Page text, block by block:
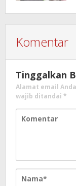
Komentar
Tinggalkan
Alamat email
wajib ditandai *